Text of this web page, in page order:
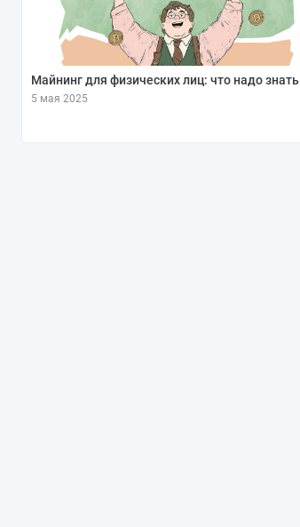
Майнинг для физических лиц: что надо знать
5 мая 2025